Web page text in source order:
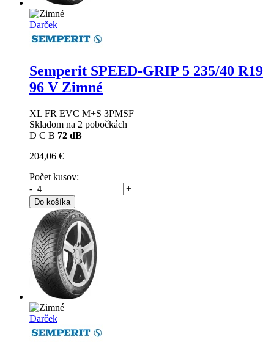
Darček
Semperit SPEED-GRIP 5 235/40 R19
96 V Zimné
XL FR EVC M+S 3PMSF
Skladom na 2 pobočkách
D C B 72 dB
204,06 €
Počet kusov:
-
+
Do košíka
Darček